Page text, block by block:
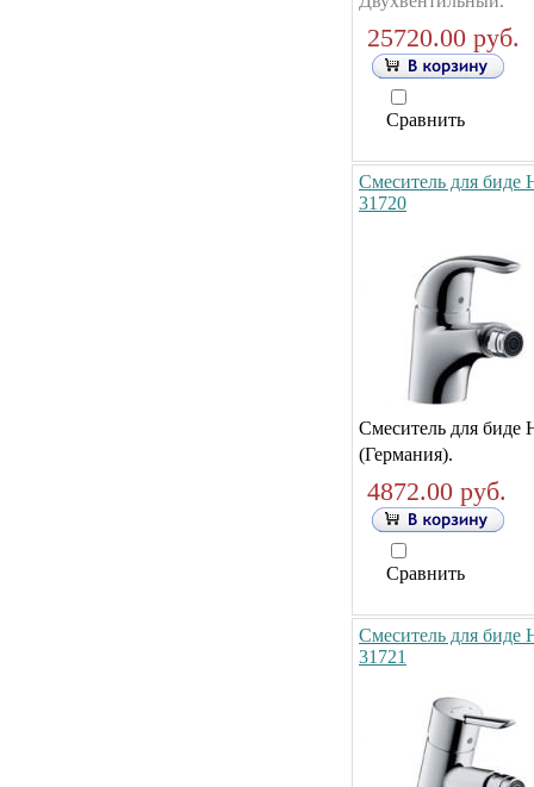
25720.00 руб.
Сравнить
Смеситель для биде
31720
Смеситель для биде
(Германия).
4872.00 руб.
Сравнить
Смеситель для биде
31721